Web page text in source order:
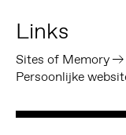
Links
Sites of Memory
Persoonlijke